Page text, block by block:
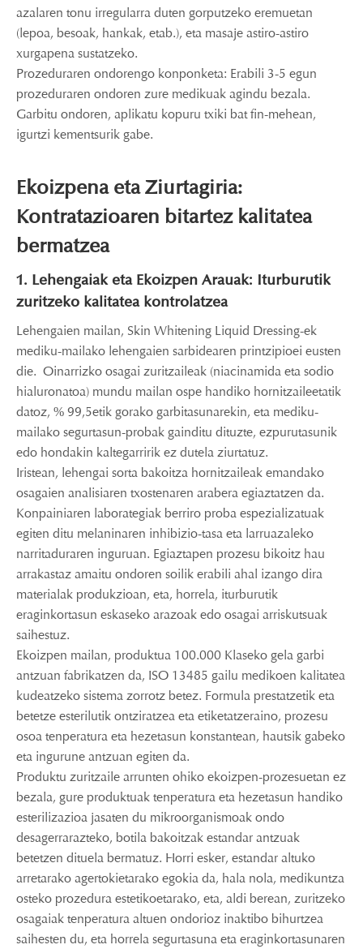
azalaren tonu irregularra duten gorputzeko eremuetan
(lepoa, besoak, hankak, etab.), eta masaje astiro-astiro
xurgapena sustatzeko.
Prozeduraren ondorengo konponketa: Erabili 3-5 egun
prozeduraren ondoren zure medikuak agindu bezala.
Garbitu ondoren, aplikatu kopuru txiki bat fin-mehean,
igurtzi kementsurik gabe.
Ekoizpena eta Ziurtagiria:
Kontratazioaren bitartez kalitatea
bermatzea
1. Lehengaiak eta Ekoizpen Arauak: Iturburutik
zuritzeko kalitatea kontrolatzea
Lehengaien mailan, Skin Whitening Liquid Dressing-ek
mediku-mailako lehengaien sarbidearen printzipioei eusten
die. Oinarrizko osagai zuritzaileak (niacinamida eta sodio
hialuronatoa) mundu mailan ospe handiko hornitzaileetatik
datoz, % 99,5etik gorako garbitasunarekin, eta mediku-
mailako segurtasun-probak gainditu dituzte, ezpurutasunik
edo hondakin kaltegarririk ez dutela ziurtatuz.
Iristean, lehengai sorta bakoitza hornitzaileak emandako
osagaien analisiaren txostenaren arabera egiaztatzen da.
Konpainiaren laborategiak berriro proba espezializatuak
egiten ditu melaninaren inhibizio-tasa eta larruazaleko
narritaduraren inguruan. Egiaztapen prozesu bikoitz hau
arrakastaz amaitu ondoren soilik erabili ahal izango dira
materialak produkzioan, eta, horrela, iturburutik
eraginkortasun eskaseko arazoak edo osagai arriskutsuak
saihestuz.
Ekoizpen mailan, produktua 100.000 Klaseko gela garbi
antzuan fabrikatzen da, ISO 13485 gailu medikoen kalitatea
kudeatzeko sistema zorrotz betez. Formula prestatzetik eta
betetze esterilutik ontziratzea eta etiketatzeraino, prozesu
osoa tenperatura eta hezetasun konstantean, hautsik gabeko
eta ingurune antzuan egiten da.
Produktu zuritzaile arrunten ohiko ekoizpen-prozesuetan ez
bezala, gure produktuak tenperatura eta hezetasun handiko
esterilizazioa jasaten du mikroorganismoak ondo
desagerrarazteko, botila bakoitzak estandar antzuak
betetzen dituela bermatuz. Horri esker, estandar altuko
arretarako agertokietarako egokia da, hala nola, medikuntza
osteko prozedura estetikoetarako, eta, aldi berean, zuritzeko
osagaiak tenperatura altuen ondorioz inaktibo bihurtzea
saihesten du, eta horrela segurtasuna eta eraginkortasunaren